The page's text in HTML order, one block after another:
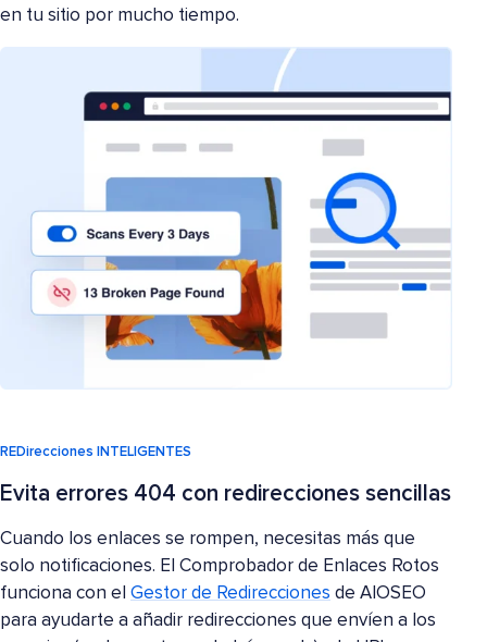
en tu sitio por mucho tiempo.
REDirecciones INTELIGENTES
Evita errores 404 con redirecciones sencillas
Cuando los enlaces se rompen, necesitas más que
solo notificaciones. El Comprobador de Enlaces Rotos
funciona con el Gestor de Redirecciones de AIOSEO
para ayudarte a añadir redirecciones que envíen a los